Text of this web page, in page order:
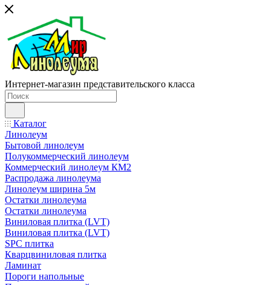
Интернет-магазин представительского класса
Каталог
Линолеум
Бытовой линолеум
Полукоммерческий линолеум
Коммерческий линолеум КМ2
Распродажа линолеума
Линолеум ширина 5м
Остатки линолеума
Остатки линолеума
Виниловая плитка (LVT)
Виниловая плитка (LVT)
SPC плитка
Кварцвиниловая плитка
Ламинат
Пороги напольные